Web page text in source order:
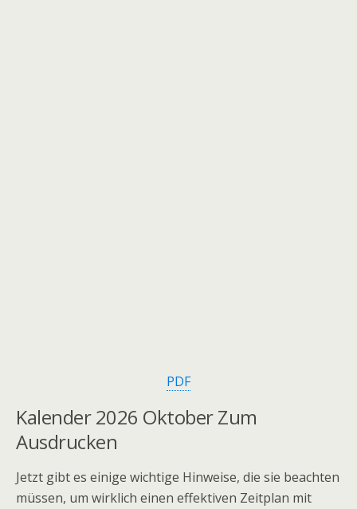
PDF
Kalender 2026 Oktober Zum
Ausdrucken
Jetzt gibt es einige wichtige Hinweise, die sie beachten
müssen, um wirklich einen effektiven Zeitplan mit